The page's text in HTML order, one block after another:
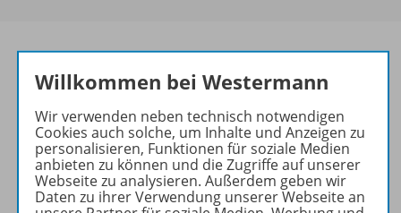
Die führende Zeitschrift für
die Unterrichtspraxis!
Ihr Wegweiser zu den
wichtigsten Seiten von PRAXIS
GEOGRAPHIE:
Willkommen bei Westermann
Wir verwenden neben technisch notwendigen
Cookies auch solche, um Inhalte und Anzeigen zu
personalisieren, Funktionen für soziale Medien
anbieten zu können und die Zugriffe auf unserer
Webseite zu analysieren. Außerdem geben wir
Daten zu ihrer Verwendung unserer Webseite an